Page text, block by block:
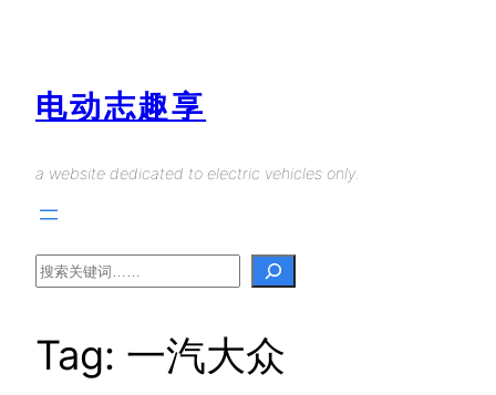
电动志趣享
a website dedicated to electric vehicles only.
Search
Tag: 一汽大众